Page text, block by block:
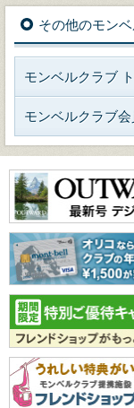
その他のモン
モンベルクラブ
モンベルクラブ